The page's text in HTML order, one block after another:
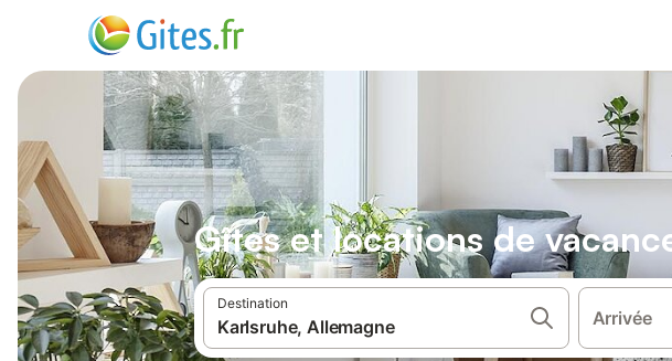
Gîtes et locations de
Destination
Arrivée